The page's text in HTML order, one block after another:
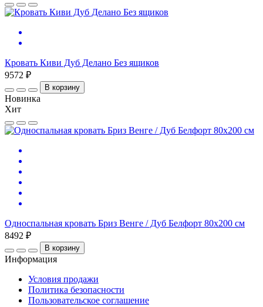
Кровать Киви Дуб Делано Без ящиков
9572 ₽
В корзину
Новинка
Хит
Односпальная кровать Бриз Венге / Дуб Белфорт 80х200 см
8492 ₽
В корзину
Информация
Условия продажи
Политика безопасности
Пользовательское соглашение